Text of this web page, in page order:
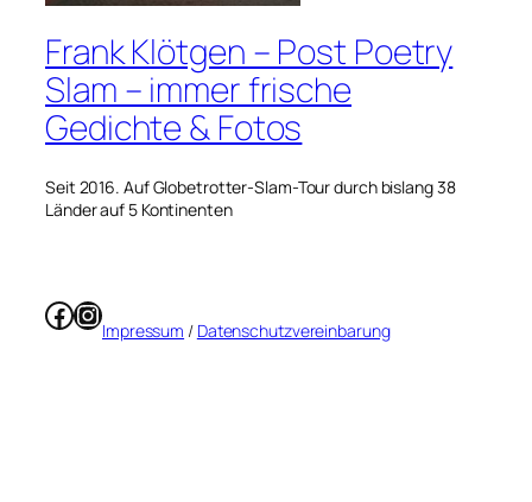
Frank Klötgen – Post Poetry
Slam – immer frische
Gedichte & Fotos
Seit 2016. Auf Globetrotter-Slam-Tour durch bislang 38
Länder auf 5 Kontinenten
Facebook
Instagram
Impressum / Datenschutzvereinbarung